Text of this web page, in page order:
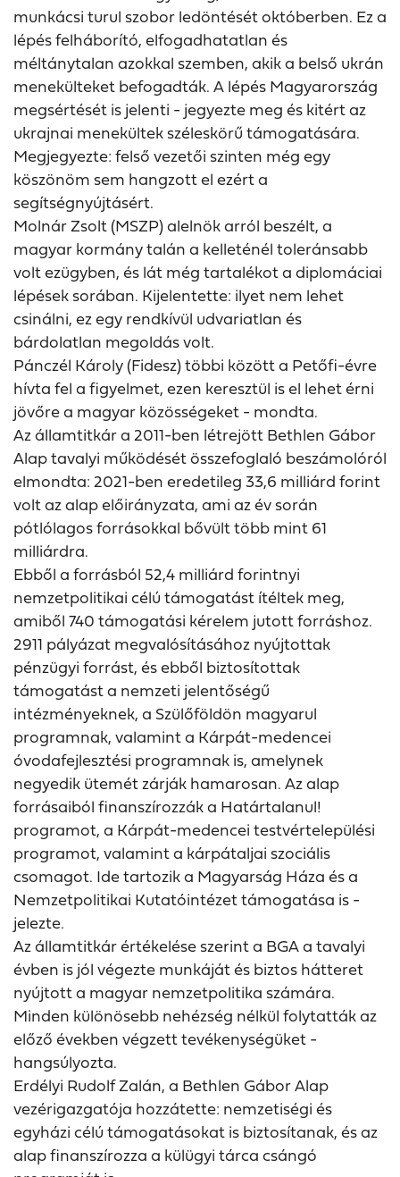
munkácsi turul szobor ledöntését októberben. Ez a
lépés felháborító, elfogadhatatlan és
méltánytalan azokkal szemben, akik a belső ukrán
menekülteket befogadták. A lépés Magyarország
megsértését is jelenti - jegyezte meg és kitért az
ukrajnai menekültek széleskörű támogatására.
Megjegyezte: felső vezetői szinten még egy
köszönöm sem hangzott el ezért a
segítségnyújtásért.
Molnár Zsolt (MSZP) alelnök arról beszélt, a
magyar kormány talán a kelleténél toleránsabb
volt ezügyben, és lát még tartalékot a diplomáciai
lépések sorában. Kijelentette: ilyet nem lehet
csinálni, ez egy rendkívül udvariatlan és
bárdolatlan megoldás volt.
Pánczél Károly (Fidesz) többi között a Petőfi-évre
hívta fel a figyelmet, ezen keresztül is el lehet érni
jövőre a magyar közösségeket - mondta.
Az államtitkár a 2011-ben létrejött Bethlen Gábor
Alap tavalyi működését összefoglaló beszámolóról
elmondta: 2021-ben eredetileg 33,6 milliárd forint
volt az alap előirányzata, ami az év során
pótlólagos forrásokkal bővült több mint 61
milliárdra.
Ebből a forrásból 52,4 milliárd forintnyi
nemzetpolitikai célú támogatást ítéltek meg,
amiből 740 támogatási kérelem jutott forráshoz.
2911 pályázat megvalósításához nyújtottak
pénzügyi forrást, és ebből biztosítottak
támogatást a nemzeti jelentőségű
intézményeknek, a Szülőföldön magyarul
programnak, valamint a Kárpát-medencei
óvodafejlesztési programnak is, amelynek
negyedik ütemét zárják hamarosan. Az alap
forrásaiból finanszírozzák a Határtalanul!
programot, a Kárpát-medencei testvértelepülési
programot, valamint a kárpátaljai szociális
csomagot. Ide tartozik a Magyarság Háza és a
Nemzetpolitikai Kutatóintézet támogatása is -
jelezte.
Az államtitkár értékelése szerint a BGA a tavalyi
évben is jól végezte munkáját és biztos hátteret
nyújtott a magyar nemzetpolitika számára.
Minden különösebb nehézség nélkül folytatták az
előző években végzett tevékenységüket -
hangsúlyozta.
Erdélyi Rudolf Zalán, a Bethlen Gábor Alap
vezérigazgatója hozzátette: nemzetiségi és
egyházi célú támogatásokat is biztosítanak, és az
alap finanszírozza a külügyi tárca csángó